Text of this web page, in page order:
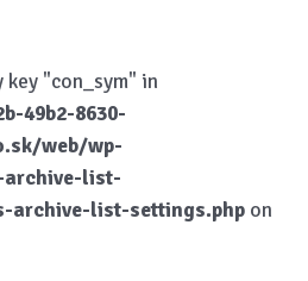
key "con_sym" in
49b2-8630-
web/wp-
list-
list-settings.php on